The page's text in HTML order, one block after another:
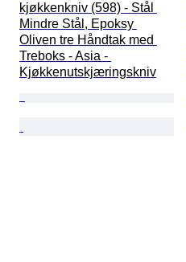
kjøkkenkniv (598) - Stål
Mindre Stål, Epoksy
Oliven tre Håndtak med
Treboks - Asia -
Kjøkkenutskjæringskniv